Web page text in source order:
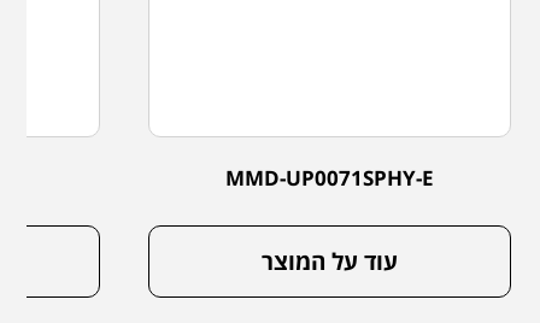
MMD-UP0071SPHY-E
עוד על המוצר